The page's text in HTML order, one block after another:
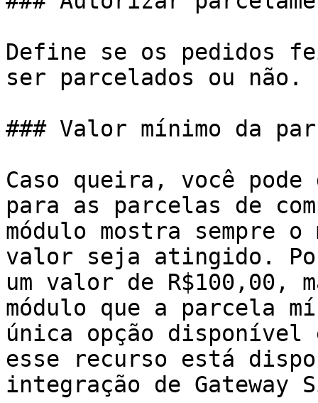
Define se os pedidos
ser parcelados ou não.
### Valor mínimo da
Caso queira, você
para as parcelas de
módulo mostra sempre
valor seja atingido. Por
um valor de R$100,00,
módulo que a parcela
única opção disponível
esse recurso está
integração de Gateway